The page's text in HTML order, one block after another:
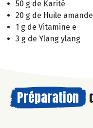
50 g de Karité
20 g de Huile
1 g de Vitamine e
3 g de Ylang ylang
Préparation